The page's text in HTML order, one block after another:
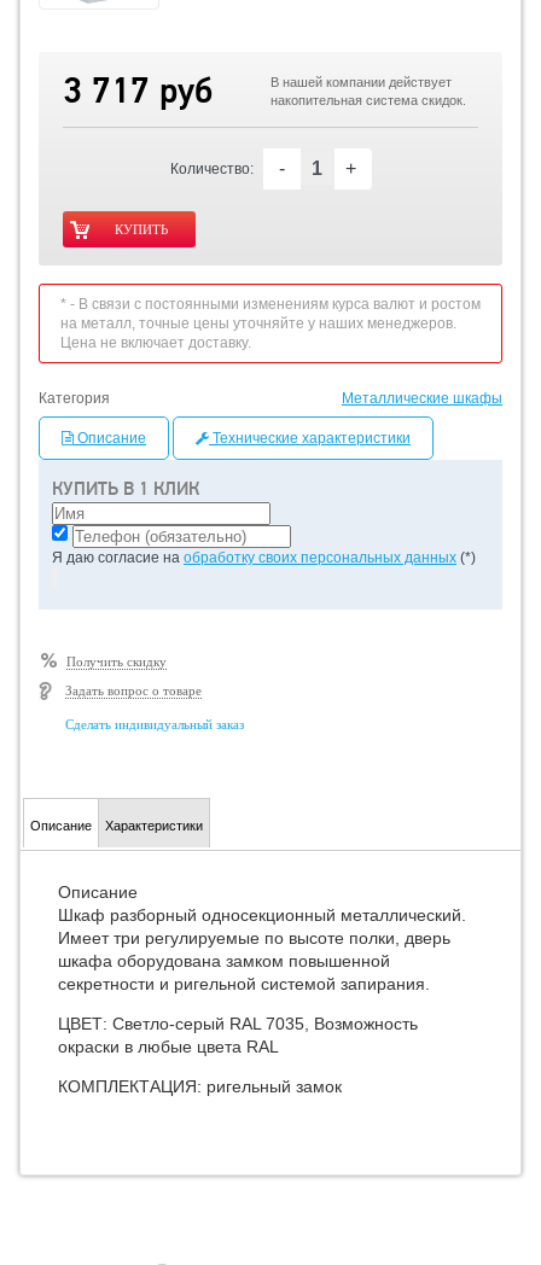
КУПИТЬ В 1 КЛИК
Я даю согласие на обработку своих персональных данных (*)
Получить скидку
Задать вопрос о товаре
Сделать индивидуальный заказ
3 717 руб
В нашей компании действует
накопительная система скидок.
Количество: - +
* - В связи с постоянными изменениям курса валют и ростом
на металл, точные цены уточняйте у наших менеджеров.
Цена не включает доставку.
Категория Металлические шкафы
Описание Технические характеристики
Описание Характеристики
Описание
Шкаф разборный односекционный металлический.
Имеет три регулируемые по высоте полки, дверь
шкафа оборудована замком повышенной
секретности и ригельной системой запирания.
ЦВЕТ: Светло-серый RAL 7035, Возможность
окраски в любые цвета RAL
КОМПЛЕКТАЦИЯ: ригельный замок